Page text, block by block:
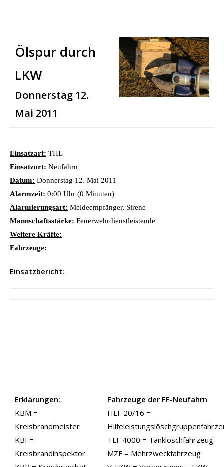
Ölspur durch
LKW
Donnerstag 12.
Mai 2011
Einsatzart: THL
Einsatzort: Neufahrn
Datum: Donnerstag 12. Mai 2011
Alarmzeit: 0:00 Uhr (0 Minuten)
Alarmierungsart: Meldeempfänger, Sirene
Mannschaftsstärke: Feuerwehrdienstleistende
Weitere Kräfte:
Fahrzeuge:
Einsatzbericht:
Erklärungen:
KBM =
Kreisbrandmeister
KBI =
Kreisbrandinspektor
Fahrzeuge der FF-Neufahrn
HLF 20/16 =
TLF 4000 = Tanklöschfahrzeug
MZF = Mehrzweckfahrzeug